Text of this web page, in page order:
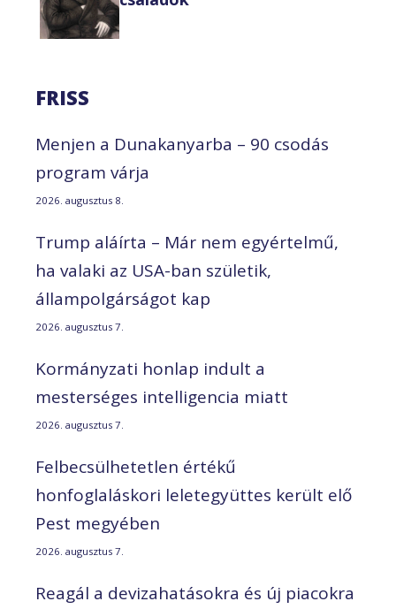
FRISS
Menjen a Dunakanyarba – 90 csodás
program várja
2026. augusztus 8.
Trump aláírta – Már nem egyértelmű,
ha valaki az USA-ban születik,
állampolgárságot kap
2026. augusztus 7.
Kormányzati honlap indult a
mesterséges intelligencia miatt
2026. augusztus 7.
Felbecsülhetetlen értékű
honfoglaláskori leletegyüttes került elő
Pest megyében
2026. augusztus 7.
Reagál a devizahatásokra és új piacokra